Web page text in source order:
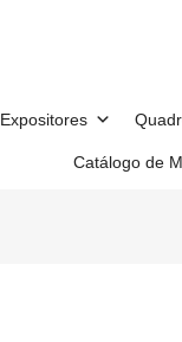
Expositores
Catálogo de